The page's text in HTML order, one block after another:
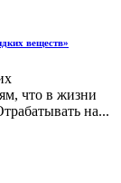
веществ»
что в жизни
на...